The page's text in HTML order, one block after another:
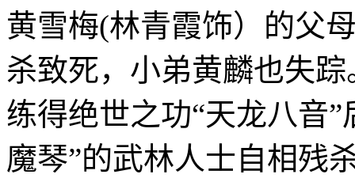
黄雪梅(林青霞饰）的父
杀致死，小弟黄麟也失
练得绝世之功“天龙八音
魔琴”的武林人士自相残